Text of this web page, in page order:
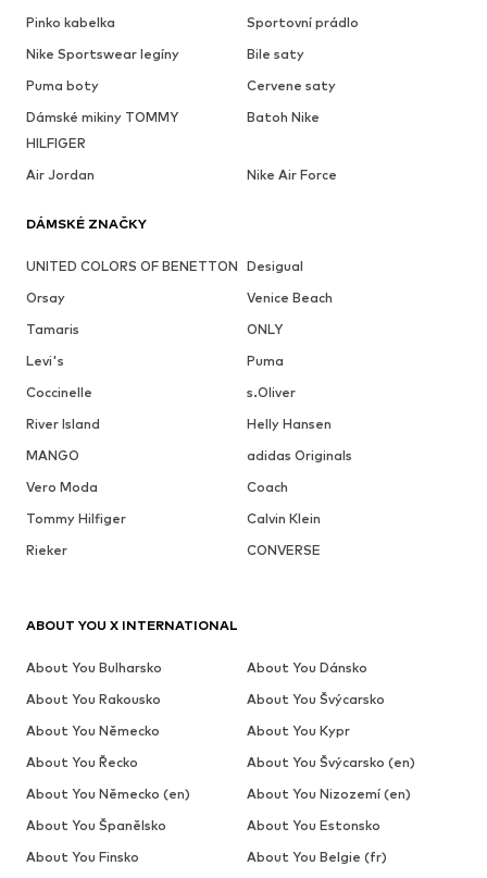
Pinko kabelka
Sportovní prádlo
Nike Sportswear legíny
Bile saty
Puma boty
Cervene saty
Dámské mikiny TOMMY
HILFIGER
Batoh Nike
Air Jordan Nike Air Force
DÁMSKÉ ZNAČKY
UNITED COLORS OF BENETTON Desigual
Orsay
Venice Beach
Tamaris
ONLY
Levi's
Puma
Coccinelle
s.Oliver
River Island
Helly Hansen
MANGO
adidas Originals
Vero Moda
Coach
Tommy Hilfiger
Calvin Klein
Rieker
CONVERSE
ABOUT YOU X INTERNATIONAL
About You Bulharsko
About You Dánsko
About You Rakousko
About You Švýcarsko
About You Německo
About You Kypr
About You Řecko
About You Švýcarsko (en)
About You Německo (en)
About You Nizozemí (en)
About You Španělsko
About You Estonsko
About You Finsko
About You Belgie (fr)